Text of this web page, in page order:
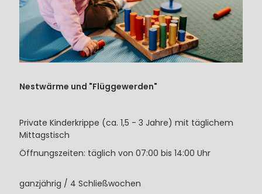
Nestwärme und "Flüggewerden"
Private Kinderkrippe (ca. 1,5 - 3 Jahre) mit täglichem
Mittagstisch
Öffnungszeiten: täglich von 07:00 bis 14:00 Uhr
ganzjährig / 4 Schließwochen